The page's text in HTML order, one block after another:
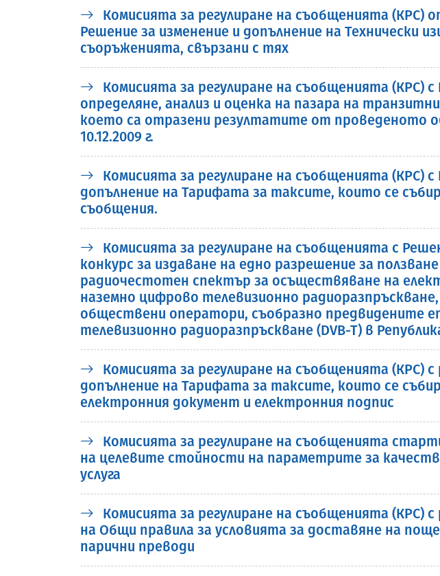
Комисията за регулиране на съобщенията
Решение за изменение и допълнение на Технически
съоръженията, свързани с тях
Комисията за регулиране на съобщенията (КРС)
определяне, анализ и оценка на пазара на
което са отразени резултатите от проведеното
10.12.2009 г.
Комисията за регулиране на съобщенията (КРС)
допълнение на Тарифата за таксите, които се
съобщения.
Комисията за регулиране на съобщенията с
конкурс за издаване на едно разрешение за
радиочестотен спектър за осъществяване на
наземно цифрово телевизионно
обществени оператори, съобразно предвидените
телевизионно радиоразпръскване (DVB-T) в
Комисията за регулиране на съобщенията (КРС)
допълнение на Тарифата за таксите, които се
електронния документ и електронния подпис
Комисията за регулиране на съобщенията
на целевите стойности на параметрите за
услуга
Комисията за регулиране на съобщенията (КРС)
на Общи правила за условията за доставяне на
парични преводи